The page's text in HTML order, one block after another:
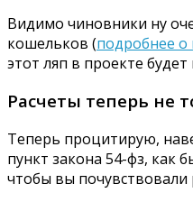
Видимо чиновники ну
кошельков (подробнее о
этот ляп в проекте
Расчеты теперь не
Теперь процитирую,
пункт закона 54-фз, как
чтобы вы почувствовали